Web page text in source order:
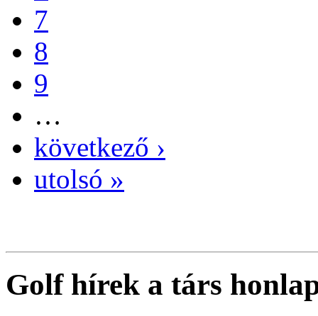
7
8
9
…
következő ›
utolsó »
Golf hírek a társ